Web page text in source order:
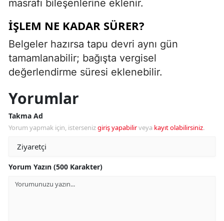
masrafı bileşenlerine eklenir.
İŞLEM NE KADAR SÜRER?
Belgeler hazırsa tapu devri aynı gün
tamamlanabilir; bağışta vergisel
değerlendirme süresi eklenebilir.
Yorumlar
Takma Ad
Yorum yapmak için, istersenizgiriş yapabilirveya kayıt olabilirsiniz.
Yorum Yazın (500 Karakter)